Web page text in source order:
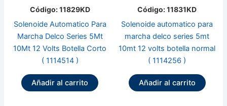
Código: 11829KD
Solenoide Automatico Para
Marcha Delco Series 5Mt
10Mt 12 Volts Botella Corto
( 1114514 )
Añadir al carrito
Código: 11831KD
Solenoide automatico para
marcha delco series 5mt
10mt 12 volts botella normal
( 1114256 )
Añadir al carrito